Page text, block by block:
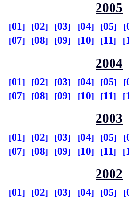
2005
01 02 03 04 05
07
08 09 10 11
2004
01 02 03 04 05
07
08 09 10 11
2003
01 02 03 04 05
07
08 09 10 11
2002
01 02 03 04 05